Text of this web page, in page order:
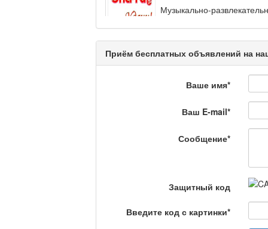
Музыкально-
Кәусар
На полицейской
Еженедельный обзор
Люди в кадре
Приём бесплатных объявлений на
Ваше имя*
Ваш E-mail*
Сообщение*
Защитный код
Введите код с картинки*